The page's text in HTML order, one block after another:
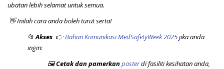
ubatan lebih selamat untuk semua.
👋 Inilah cara anda boleh turut serta!
📂Akses 👉Bahan Komunikasi MedSafetyWeek 2025jika anda
ingin:
🖼️Cetak dan pamerkanposterdi fasiliti kesihatan anda,